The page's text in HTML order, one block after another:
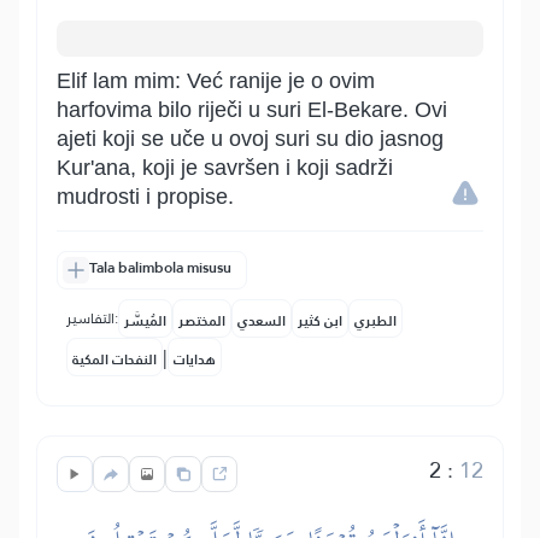
Elif lam mim: Već ranije je o ovim
harfovima bilo riječi u suri El-Bekare. Ovi
ajeti koji se uče u ovoj suri su dio jasnog
Kur'ana, koji je savršen i koji sadrži
mudrosti i propise.
Tala balimbola misusu
التفاسير: المُيسَّر المختصر السعدي ابن كثير الطبري
النفحات المكية | هدايات
2 : 12